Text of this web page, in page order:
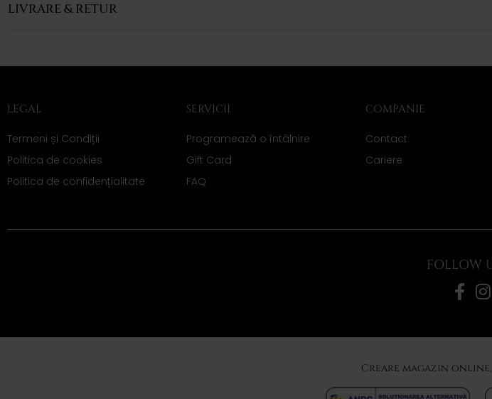
LIVRARE & RETUR
LEGAL
Termeni și Condiții
Politica de cookies
Politica de confidențialitate
SERVICII
Programează o întâlnire
Gift Card
FAQ
COMPANIE
Contact
Cariere
FOLLOW
Creare magazin online,